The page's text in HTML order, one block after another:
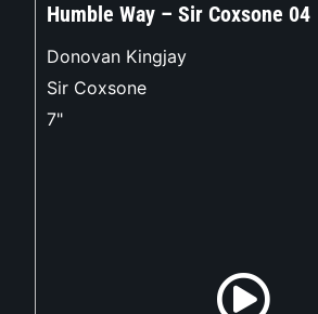
Humble Way – Sir Coxsone 04
Donovan Kingjay
Sir Coxsone
7"